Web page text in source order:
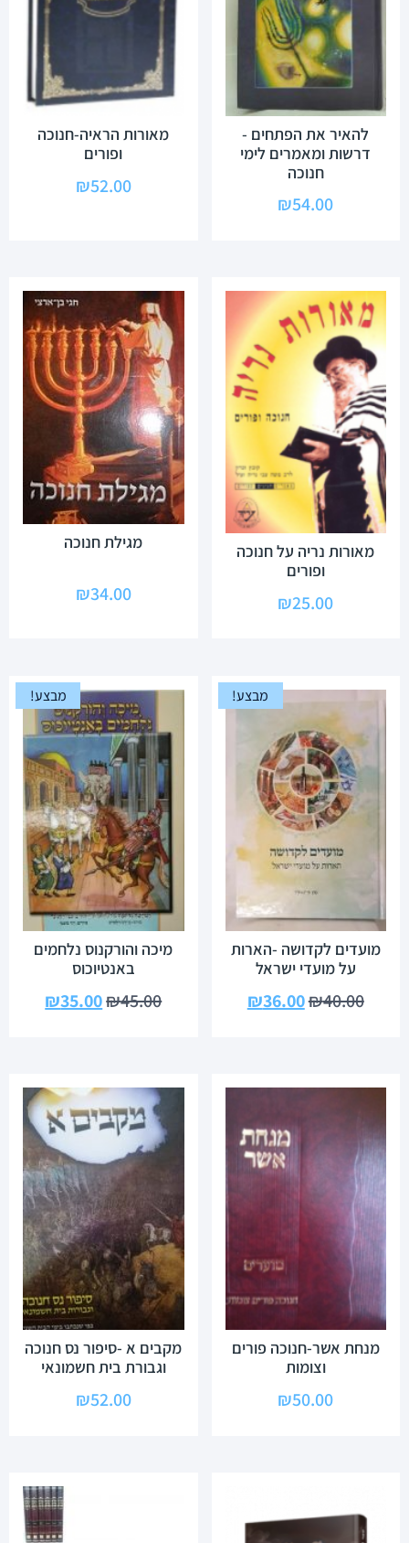
להאיר את הפתחים -
דרשות ומאמרים לימי
חנוכה
₪54.00
מאורות הראיה-חנוכה
ופורים
₪52.00
מאורות נריה על חנוכה
ופורים
₪25.00
מגילת חנוכה
₪34.00
מבצע!
מועדים לקדושה -הארות
על מועדי ישראל
₪40.00
₪36.00
מבצע!
מיכה והורקנוס נלחמים
באנטיוכוס
₪45.00
₪35.00
מנחת אשר-חנוכה פורים
וצומות
₪50.00
מקבים א -סיפור נס חנוכה
וגבורת בית חשמונאי
₪52.00